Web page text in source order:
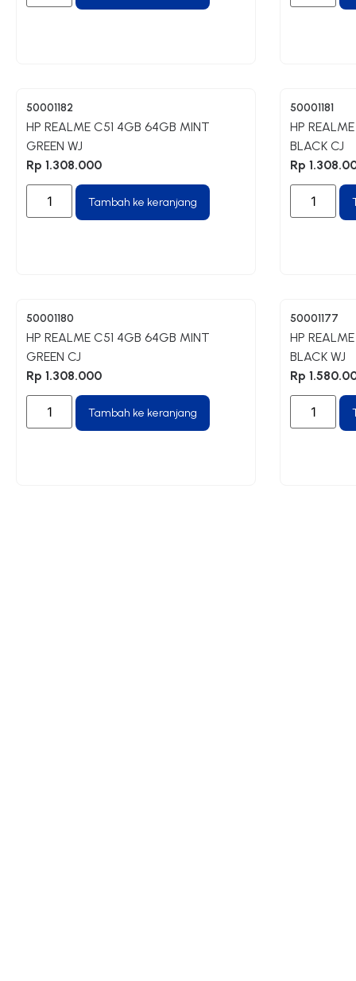
50001182
HP REALME C51 4GB 64GB MINT
GREEN WJ
Rp 1.308.000
Tambah ke keranjang
50001181
HP
BLACK CJ
Rp
50001180
HP REALME C51 4GB 64GB MINT
GREEN CJ
Rp 1.308.000
Tambah ke keranjang
50001177
HP
BLACK WJ
Rp